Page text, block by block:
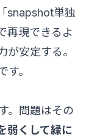
snapshot単独
再現できるよ
が安定する。
。
。問題はその
弱くして緑に